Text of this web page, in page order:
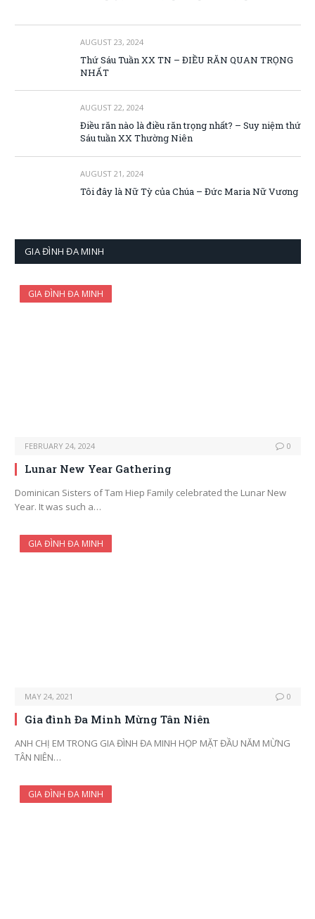
AUGUST 23, 2024
Thứ Sáu Tuần XX TN – ĐIỀU RĂN QUAN TRỌNG
NHẤT
AUGUST 22, 2024
Điều răn nào là điều răn trọng nhất? – Suy niệm thứ
Sáu tuần XX Thường Niên
AUGUST 21, 2024
Tôi đây là Nữ Tỳ của Chúa – Đức Maria Nữ Vương
GIA ĐÌNH ĐA MINH
GIA ĐÌNH ĐA MINH
FEBRUARY 24, 2024 0
Lunar New Year Gathering
Dominican Sisters of Tam Hiep Family celebrated the Lunar New
Year. It was such a…
GIA ĐÌNH ĐA MINH
MAY 24, 2021 0
Gia đình Đa Minh Mừng Tân Niên
ANH CHỊ EM TRONG GIA ĐÌNH ĐA MINH HỌP MẶT ĐẦU NĂM MỪNG
TÂN NIÊN…
GIA ĐÌNH ĐA MINH